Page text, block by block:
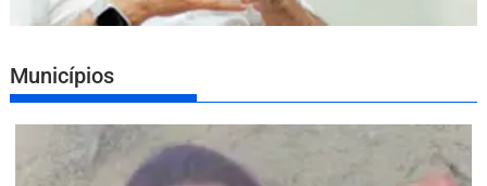
Municípios